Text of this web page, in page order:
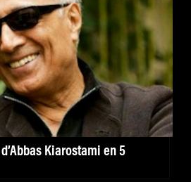
Kiarostami en 5